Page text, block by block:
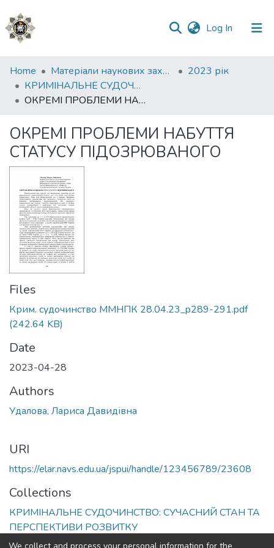
Log In (current)
Communities
&
Collections
Statistics
Home Матеріали наукових заходів
2023 рік
КРИМІНАЛЬНЕ СУДОЧИНСТВО: СУЧАСНИЙ СТАН ТА ПЕРСПЕКТИВИ РОЗВИТКУ
ОКРЕМІ ПРОБЛЕМИ НАБУТТЯ СТАТУСУ ПІДОЗРЮВАНОГО
ОКРЕМІ ПРОБЛЕМИ НАБУТТЯ
СТАТУСУ ПІДОЗРЮВАНОГО
Files
Крим. судочинство ММНПК 28.04.23_p289-291.pdf
(242.64 KB)
Date
2023-04-28
Authors
Удалова, Лариса Давидівна
URI
https://elar.navs.edu.ua/jspui/handle/123456789/23608
Collections
КРИМІНАЛЬНЕ СУДОЧИНСТВО: СУЧАСНИЙ СТАН ТА
ПЕРСПЕКТИВИ РОЗВИТКУ